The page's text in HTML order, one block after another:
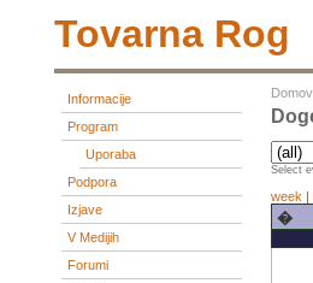
Tovarna Rog
Informacije
Program
Uporaba
Podpora
Izjave
V Medijih
Forumi
Domov
Select
week |
�